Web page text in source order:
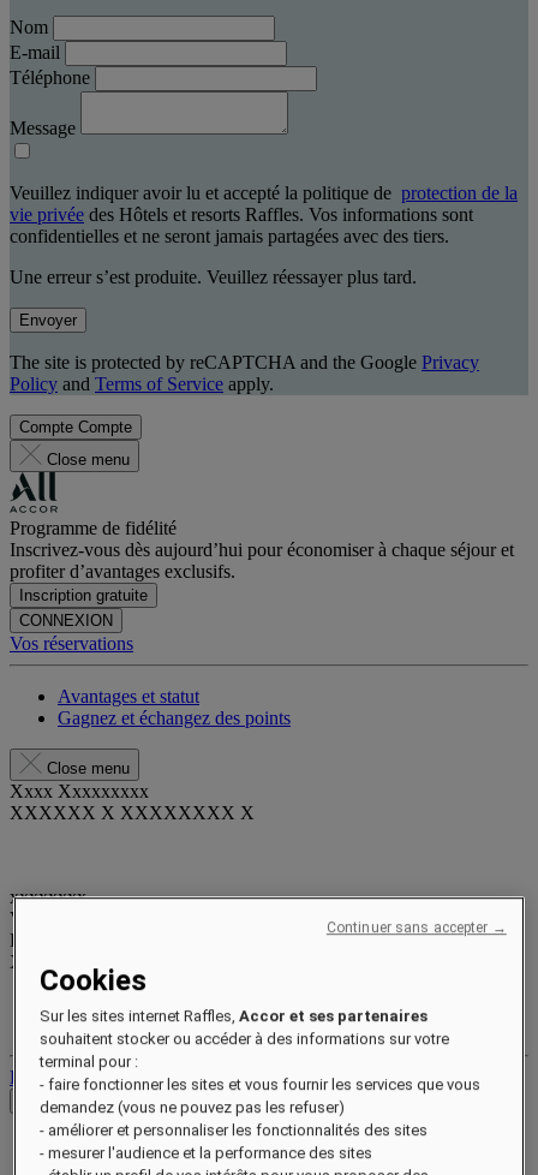
Nom
E-mail
Téléphone
Message
Veuillez indiquer avoir lu et accepté la politique de protection de la
vie privée des Hôtels et resorts Raffles. Vos informations sont
confidentielles et ne seront jamais partagées avec des tiers.
Une erreur s’est produite. Veuillez réessayer plus tard.
Envoyer
The site is protected by reCAPTCHA and the Google Privacy
Policy and Terms of Service apply.
Compte Compte
Close menu
Programme de fidélité
Inscrivez-vous dès aujourd’hui pour économiser à chaque séjour et
profiter d’avantages exclusifs.
Inscription gratuite
CONNEXION
Vos réservations
Avantages et statut
Gagnez et échangez des points
Close menu
Xxxx Xxxxxxxxx
XXXXXX X XXXXXXXX X
xxxxxxxx
Valid until
Points de récompense
XXX
Vos réservations
Déconnexion
Voir les tarifs
Cookies
Sur les sites internet Raffles,Accor et ses partenaires
souhaitent stocker ou accéder à des informations sur votre
terminal pour :
- faire fonctionner les sites et vous fournir les services que vous
demandez (vous ne pouvez pas les refuser)
- améliorer et personnaliser les fonctionnalités des sites
- mesurer l'audience et la performance des sites
Continuer sans accepter →